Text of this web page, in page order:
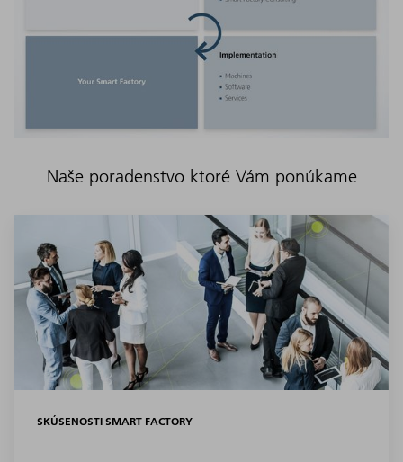
Naše poradenstvo ktoré Vám ponúkame
SKÚSENOSTI SMART FACTORY